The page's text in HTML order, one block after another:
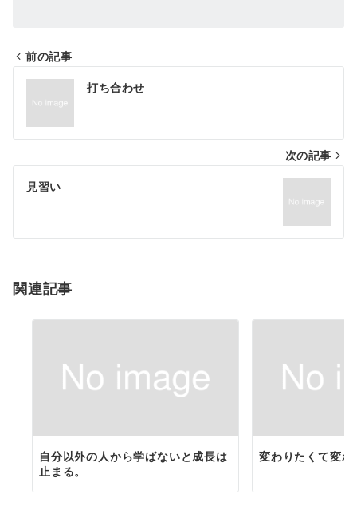
投
ナ
ビ
ゲ
シ
ン
前の記事
打ち合わせ
次の記事
見習い
関連記事
自分以外の人から学ばないと成長は
止まる。
変わりたくて変